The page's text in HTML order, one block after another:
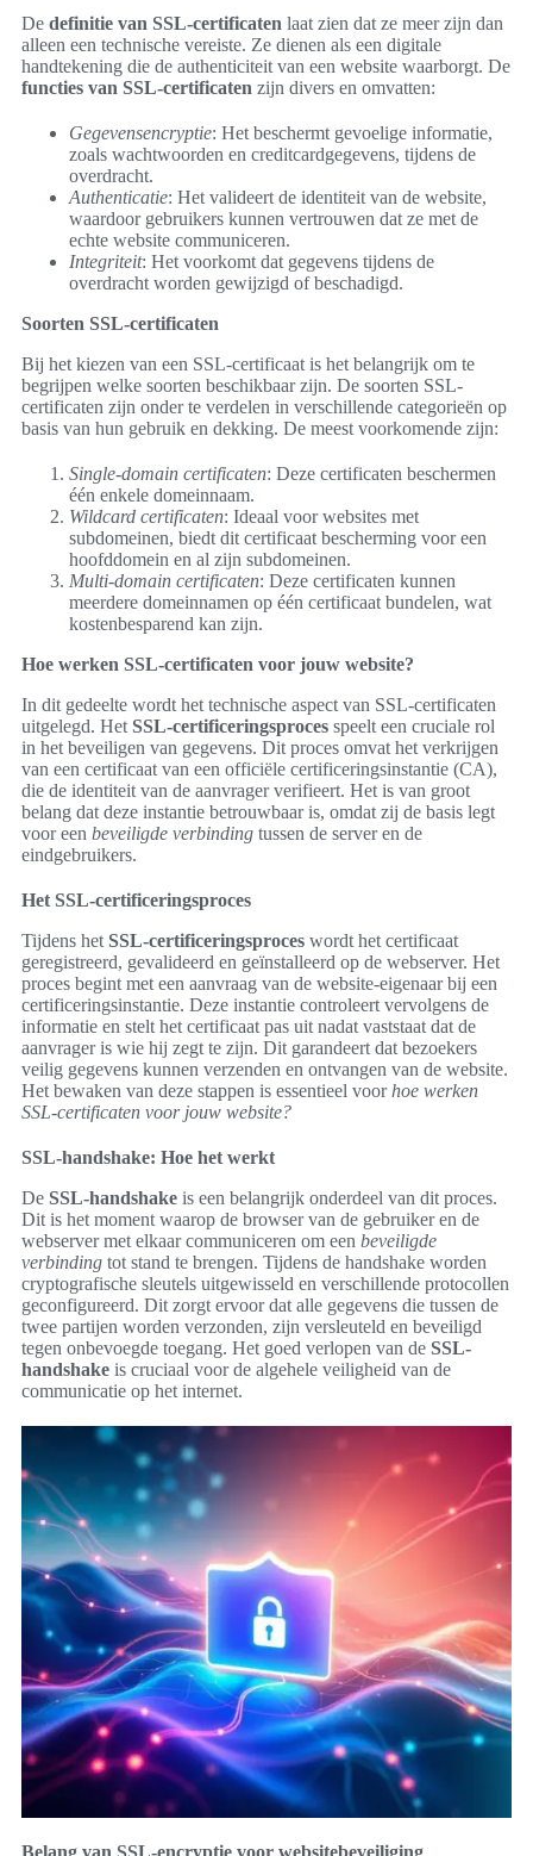
De definitie van SSL-certificaten laat zien dat ze meer zijn dan
alleen een technische vereiste. Ze dienen als een digitale
handtekening die de authenticiteit van een website waarborgt. De
functies van SSL-certificaten zijn divers en omvatten:
Gegevensencryptie: Het beschermt gevoelige informatie,
zoals wachtwoorden en creditcardgegevens, tijdens de
overdracht.
Authenticatie: Het valideert de identiteit van de website,
waardoor gebruikers kunnen vertrouwen dat ze met de
echte website communiceren.
Integriteit: Het voorkomt dat gegevens tijdens de
overdracht worden gewijzigd of beschadigd.
Soorten SSL-certificaten
Bij het kiezen van een SSL-certificaat is het belangrijk om te
begrijpen welke soorten beschikbaar zijn. De soorten SSL-
certificaten zijn onder te verdelen in verschillende categorieën op
basis van hun gebruik en dekking. De meest voorkomende zijn:
Single-domain certificaten: Deze certificaten beschermen
één enkele domeinnaam.
Wildcard certificaten: Ideaal voor websites met
subdomeinen, biedt dit certificaat bescherming voor een
hoofddomein en al zijn subdomeinen.
Multi-domain certificaten: Deze certificaten kunnen
meerdere domeinnamen op één certificaat bundelen, wat
kostenbesparend kan zijn.
Hoe werken SSL-certificaten voor jouw website?
In dit gedeelte wordt het technische aspect van SSL-certificaten
uitgelegd. Het SSL-certificeringsproces speelt een cruciale rol
in het beveiligen van gegevens. Dit proces omvat het verkrijgen
van een certificaat van een officiële certificeringsinstantie (CA),
die de identiteit van de aanvrager verifieert. Het is van groot
belang dat deze instantie betrouwbaar is, omdat zij de basis legt
voor een beveiligde verbinding tussen de server en de
eindgebruikers.
Het SSL-certificeringsproces
Tijdens het SSL-certificeringsproces wordt het certificaat
geregistreerd, gevalideerd en geïnstalleerd op de webserver. Het
proces begint met een aanvraag van de website-eigenaar bij een
certificeringsinstantie. Deze instantie controleert vervolgens de
informatie en stelt het certificaat pas uit nadat vaststaat dat de
aanvrager is wie hij zegt te zijn. Dit garandeert dat bezoekers
veilig gegevens kunnen verzenden en ontvangen van de website.
Het bewaken van deze stappen is essentieel voorhoe werken
SSL-certificaten voor jouw website?
SSL-handshake: Hoe het werkt
De SSL-handshake is een belangrijk onderdeel van dit proces.
Dit is het moment waarop de browser van de gebruiker en de
webserver met elkaar communiceren om een beveiligde
verbinding tot stand te brengen. Tijdens de handshake worden
cryptografische sleutels uitgewisseld en verschillende protocollen
geconfigureerd. Dit zorgt ervoor dat alle gegevens die tussen de
twee partijen worden verzonden, zijn versleuteld en beveiligd
tegen onbevoegde toegang. Het goed verlopen van de SSL-
handshake is cruciaal voor de algehele veiligheid van de
communicatie op het internet.